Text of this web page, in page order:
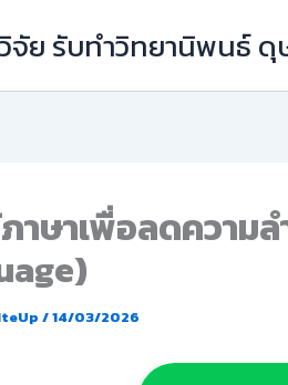
จัย รับทำวิทยานิพนธ์
ภาษาเพื่อลดความ
/14/03/2026